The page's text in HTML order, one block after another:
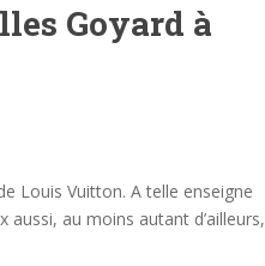
Goyard à
Louis Vuitton. A telle enseigne
aussi, au moins autant d’ailleurs,